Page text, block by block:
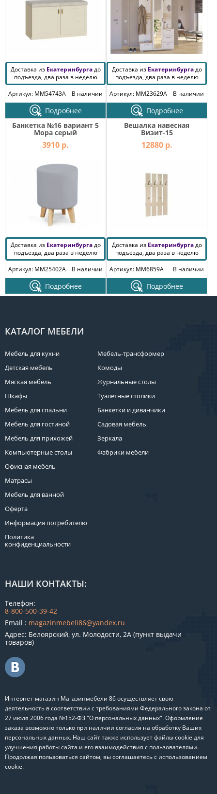
Доставка из Екатеринбургадо
подъезда, два раза в неделю
Артикул: MM54743A
В наличии
Подробнее
Доставка из Екатеринбургадо
подъезда, два раза в неделю
Артикул: MM23629A
В наличии
Подробнее
Банкетка №16 вариант 5
Мора серый
3910 р.
Доставка из Екатеринбургадо
подъезда, два раза в неделю
Артикул: MM25402A
В наличии
Подробнее
Вешалка навесная
Визит-15
12880 р.
Доставка из Екатеринбургадо
подъезда, два раза в неделю
Артикул: MM6859A
В наличии
Подробнее
КАТАЛОГ МЕБЕЛИ
Мебель для кухни
Детская мебель
Мягкая мебель
Шкафы
Мебель для спальни
Мебель для гостиной
Мебель для прихожей
Компьютерные столы
Офисная мебель
Матрасы
Мебель для ванной
Оферта
Информация потребителю
Политика
конфиденциальности
Мебель-трансформер
Комоды
Журнальные столы
Туалетные столики
Банкетки и диванчики
Садовая мебель
Зеркала
Фабрики мебели
НАШИ КОНТАКТЫ:
Телефон:
8-800-500-39-42
Email : magazinmebeli86@yandex.ru
Адрес: Белоярский, ул. Молодости, 2А (пункт выдачи
товаров)
Интернет-магазин Магазинмебели 86 осуществляет свою
деятельность в соответствии с требованиями Федерального закона от
27 июля 2006 года №152-ФЗ "О персональных данных". Оформление
заказа возможно только при наличии согласия на обработку Ваших
персональных данных. Наш сайт также использует файлы cookie для
улучшения работы сайта и его взаимодействия с пользователями.
Продолжая пользоваться сайтом, вы соглашаетесь с использованием
cookie.